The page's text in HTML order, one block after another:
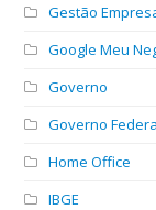
Gestão
Google Meu
Governo
Governo
Home Office
IBGE